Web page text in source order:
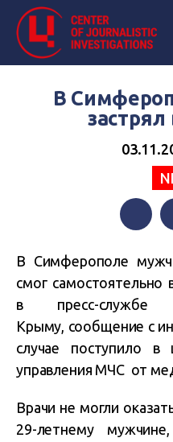
В
В Симферополе
смог самостоятельно
в пресс-
Крыму, сообщение с
случае поступило в
управления МЧС от
Врачи не могли
29-летнему